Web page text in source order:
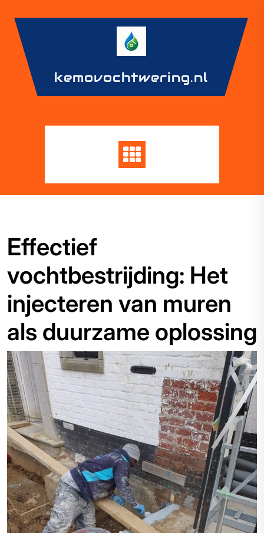
content
kemovochtwering.nl
Effectief
vochtbestrijding: Het
injecteren van muren
als duurzame oplossing